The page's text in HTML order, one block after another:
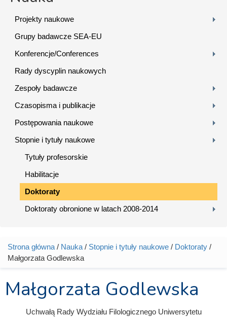
Projekty naukowe
Grupy badawcze SEA-EU
Konferencje/Conferences
Rady dyscyplin naukowych
Zespoły badawcze
Czasopisma i publikacje
Postępowania naukowe
Stopnie i tytuły naukowe
Tytuły profesorskie
Habilitacje
Doktoraty
Doktoraty obronione w latach 2008-2014
Jesteś tutaj
Strona główna / Nauka / Stopnie i tytuły naukowe / Doktoraty /
Małgorzata Godlewska
Małgorzata Godlewska
Uchwałą Rady Wydziału Filologicznego Uniwersytetu